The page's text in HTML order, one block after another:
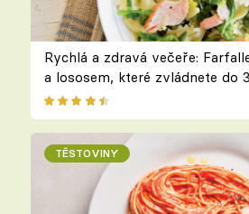
Rychlá a zdravá večeře:
a lososem, které zvládnete do
TĚSTOVINY